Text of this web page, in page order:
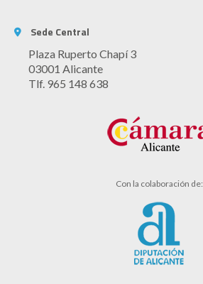
Sede Central
Plaza Ruperto Chapí 3
03001 Alicante
Tlf. 965 148 638
Con la colaboración de: